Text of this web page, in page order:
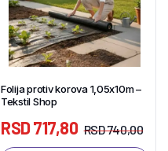
Folija protiv korova 1,05x10m –
Tekstil Shop
RSD740,00
RSD717,80